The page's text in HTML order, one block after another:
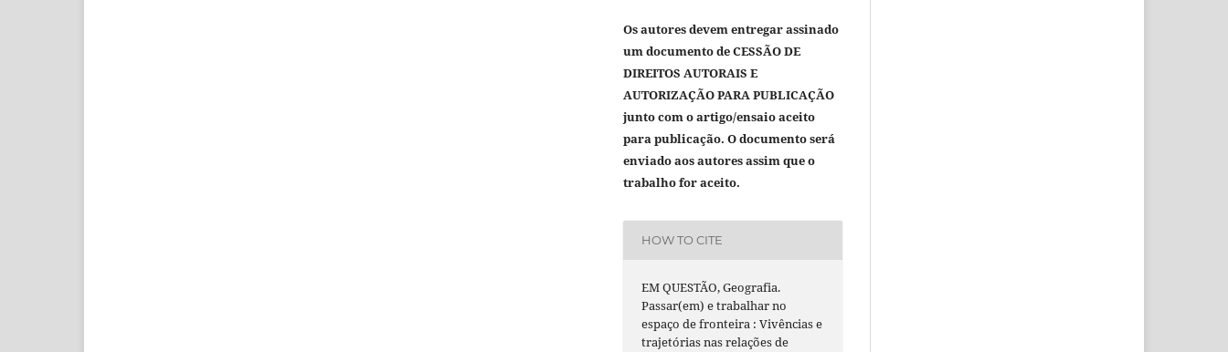
Os autores devem entregar assinado
um documento deCESSÃO DE
DIREITOS AUTORAIS E
AUTORIZAÇÃO PARA PUBLICAÇÃO
junto com o artigo/ensaio aceito
para publicação. O documento será
enviado aos autores assim que o
trabalho for aceito.
HOW TO CITE
EM QUESTÃO, Geografia.
Passar(em) e trabalhar no
espaço de fronteira : Vivências e
trajetórias nas relações de